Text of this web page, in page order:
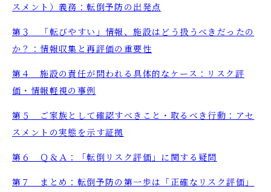
スメント）義務：転倒予防の出発点
第３ 「転びやすい」情報、施設はどう扱うべきだったの
か？：情報収集と再評価の重要性
第４ 施設の責任が問われる具体的なケース：リスク評
価・情報軽視の事例
第５ ご家族として確認すべきこと・取るべき行動：アセ
スメントの実態を示す証拠
第６ Ｑ＆Ａ：「転倒リスク評価」に関する疑問
第７ まとめ：転倒予防の第一歩は「正確なリスク評価」